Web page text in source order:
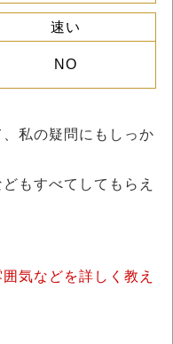
速い
NO
私の疑問にもしっか
もすべてしてもらえ
気などを詳しく教え